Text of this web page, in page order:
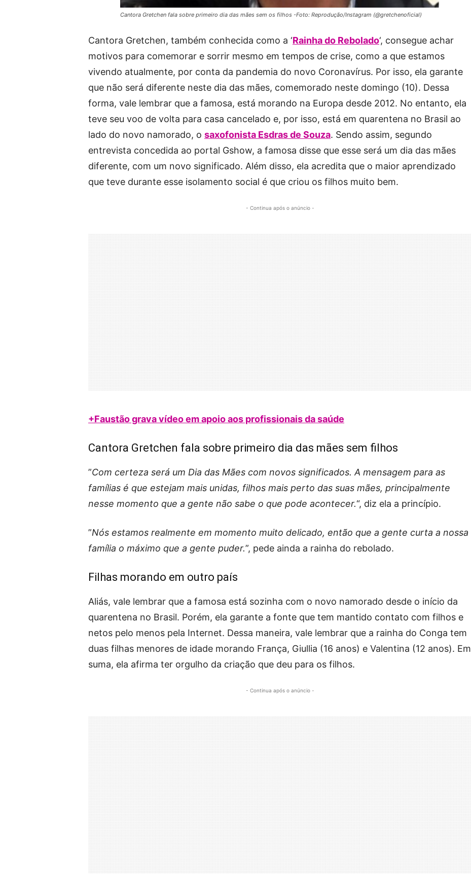
Cantora Gretchen fala sobre primeiro dia das mães sem os filhos -Foto: Reprodução/Instagram (@gretchenoficial)
Cantora Gretchen, também conhecida como a ‘Rainha do Rebolado‘, consegue achar
motivos para comemorar e sorrir mesmo em tempos de crise, como a que estamos
vivendo atualmente, por conta da pandemia do novo Coronavírus. Por isso, ela garante
que não será diferente neste dia das mães, comemorado neste domingo (10). Dessa
forma, vale lembrar que a famosa, está morando na Europa desde 2012. No entanto, ela
teve seu voo de volta para casa cancelado e, por isso, está em quarentena no Brasil ao
lado do novo namorado, o saxofonista Esdras de Souza. Sendo assim, segundo
entrevista concedida ao portal Gshow, a famosa disse que esse será um dia das mães
diferente, com um novo significado. Além disso, ela acredita que o maior aprendizado
que teve durante esse isolamento social é que criou os filhos muito bem.
- Continua após o anúncio -
+Faustão grava vídeo em apoio aos profissionais da saúde
Cantora Gretchen fala sobre primeiro dia das mães sem filhos
”Com certeza será um Dia das Mães com novos significados. A mensagem para as
famílias é que estejam mais unidas, filhos mais perto das suas mães, principalmente
nesse momento que a gente não sabe o que pode acontecer.“, diz ela a princípio.
”Nós estamos realmente em momento muito delicado, então que a gente curta a nossa
família o máximo que a gente puder.”, pede ainda a rainha do rebolado.
Filhas morando em outro país
Aliás, vale lembrar que a famosa está sozinha com o novo namorado desde o início da
quarentena no Brasil. Porém, ela garante a fonte que tem mantido contato com filhos e
netos pelo menos pela Internet. Dessa maneira, vale lembrar que a rainha do Conga tem
duas filhas menores de idade morando França, Giullia (16 anos) e Valentina (12 anos). Em
suma, ela afirma ter orgulho da criação que deu para os filhos.
- Continua após o anúncio -